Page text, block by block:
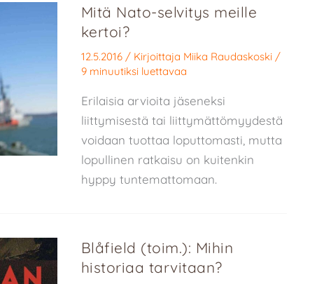
Mitä Nato-selvitys meille
kertoi?
12.5.2016 / Kirjoittaja Miika Raudaskoski/
9 minuutiksi luettavaa
Erilaisia arvioita jäseneksi
liittymisestä tai liittymättömyydestä
voidaan tuottaa loputtomasti, mutta
lopullinen ratkaisu on kuitenkin
hyppy tuntemattomaan.
Blåfield (toim.): Mihin
historiaa tarvitaan?